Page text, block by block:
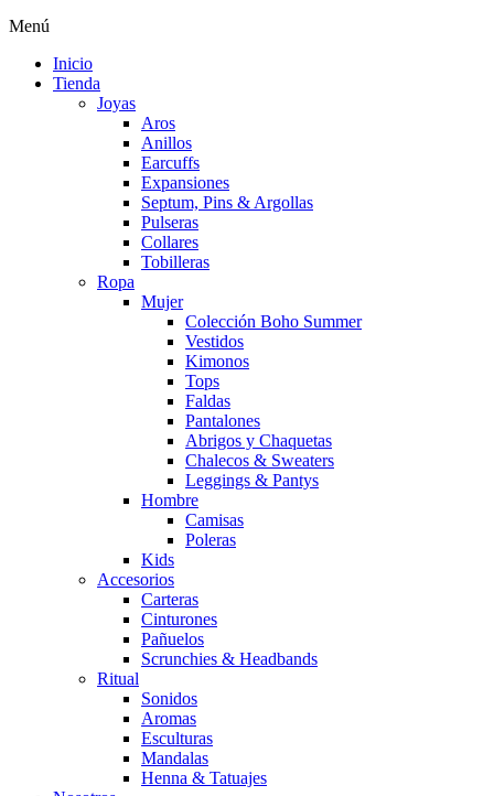
Menú
Inicio
Tienda
Joyas
Aros
Anillos
Earcuffs
Expansiones
Septum, Pins & Argollas
Pulseras
Collares
Tobilleras
Ropa
Mujer
Colección Boho Summer
Vestidos
Kimonos
Tops
Faldas
Pantalones
Abrigos y Chaquetas
Chalecos & Sweaters
Leggings & Pantys
Hombre
Camisas
Poleras
Kids
Accesorios
Carteras
Cinturones
Pañuelos
Scrunchies & Headbands
Ritual
Sonidos
Aromas
Esculturas
Mandalas
Henna & Tatuajes